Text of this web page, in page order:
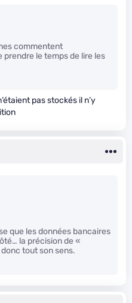
commentent
le temps de lire les
pas stockés il n’y
que les données bancaires
la précision de «
tout son sens.